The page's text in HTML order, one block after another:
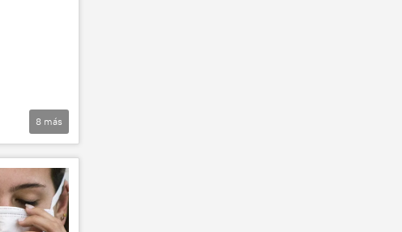
8 más